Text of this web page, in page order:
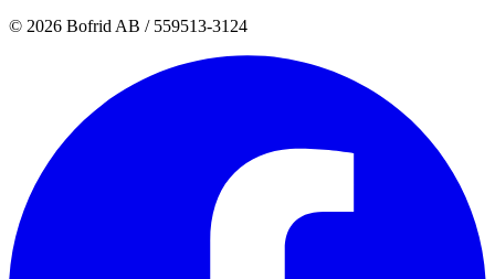
© 2026 Bofrid AB / 559513-3124